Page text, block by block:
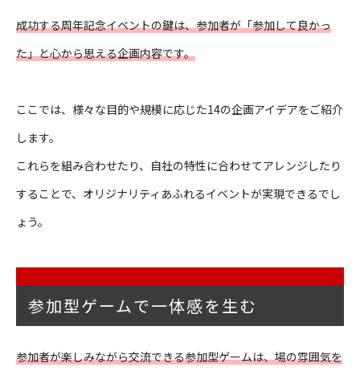
成功する周年記念イベントの鍵は、参加者が「参加して良かっ
た」と心から思える企画内容です。
ここでは、様々な目的や規模に応じた14の企画アイデアをご紹介
します。
これらを組み合わせたり、自社の特性に合わせてアレンジしたり
することで、オリジナリティあふれるイベントが実現できるでし
ょう。
参加型ゲームで一体感を生む
参加者が楽しみながら交流できる参加型ゲームは、場の雰囲気を